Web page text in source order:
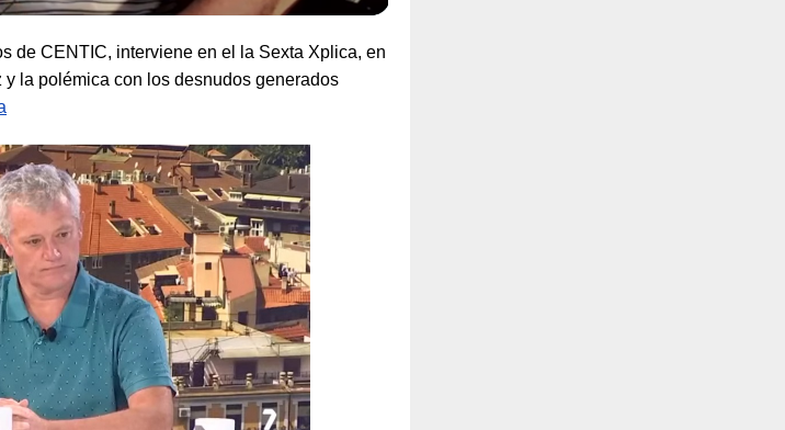
de CENTIC, interviene en el la Sexta Xplica, en
la polémica con los desnudos generados